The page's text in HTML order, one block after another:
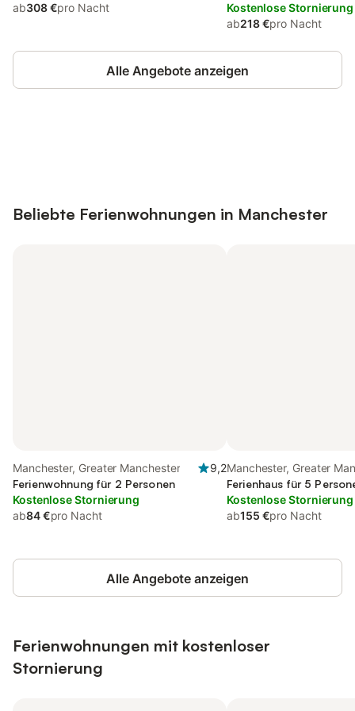
ab308 €pro Nacht
Kostenlose Stornierung
ab218 €pro Nacht
Alle Angebote anzeigen
Beliebte Ferienwohnungen in Manchester
Manchester, Greater Manchester
9,2
Ferienwohnung für 2 Personen
Kostenlose Stornierung
ab84 €pro Nacht
Manchester, Greater
Ferienhaus für 5
Kostenlose Stornierung
ab155 €pro Nacht
Alle Angebote anzeigen
Ferienwohnungen mit kostenloser
Stornierung